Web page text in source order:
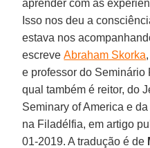
aprender com as
Isso nos deu a
estava nos
escreveAbraham Skorka
e professor do
qual também é reitor, do
Seminary of America e
na Filadélfia, em artigo
01-2019. A tradução é de